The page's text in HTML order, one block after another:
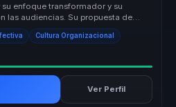
enfoque transformador y su
las audiencias. Su propuesta de
Cultura Organizacional
Ver Perfil